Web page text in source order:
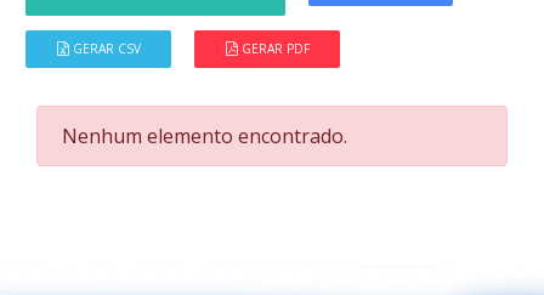
GERAR CSV GERAR PDF
Nenhum elemento encontrado.